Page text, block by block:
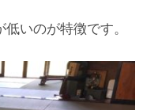
いのが特徴です。